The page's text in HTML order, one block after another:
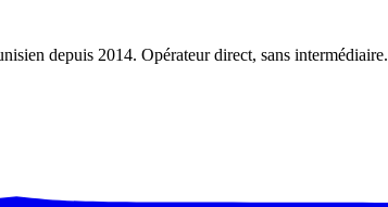
depuis 2014. Opérateur direct, sans intermédiaire.